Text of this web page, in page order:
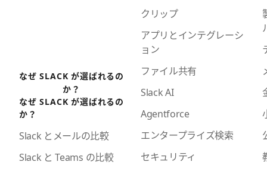
なぜ SLACK が選ばれるの
か？
なぜ SLACK が選ばれるの
か？
Slack とメールの比較
Slack と Teams の比較
クリップ
アプリとインテグレーシ
ョン
ファイル共有
Slack AI
Agentforce
エンタープライズ検索
セキュリティ